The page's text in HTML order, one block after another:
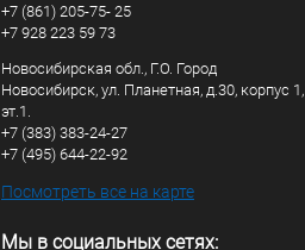
+7 (861) 205-75- 25
+7 928 223 59 73
Новосибирская обл., Г.О. Город
Новосибирск, ул. Планетная, д.30, корпус 1,
эт.1.
+7 (383) 383-24-27
+7 (495) 644-22-92
Посмотреть все на карте
Мы в социальных сетях: